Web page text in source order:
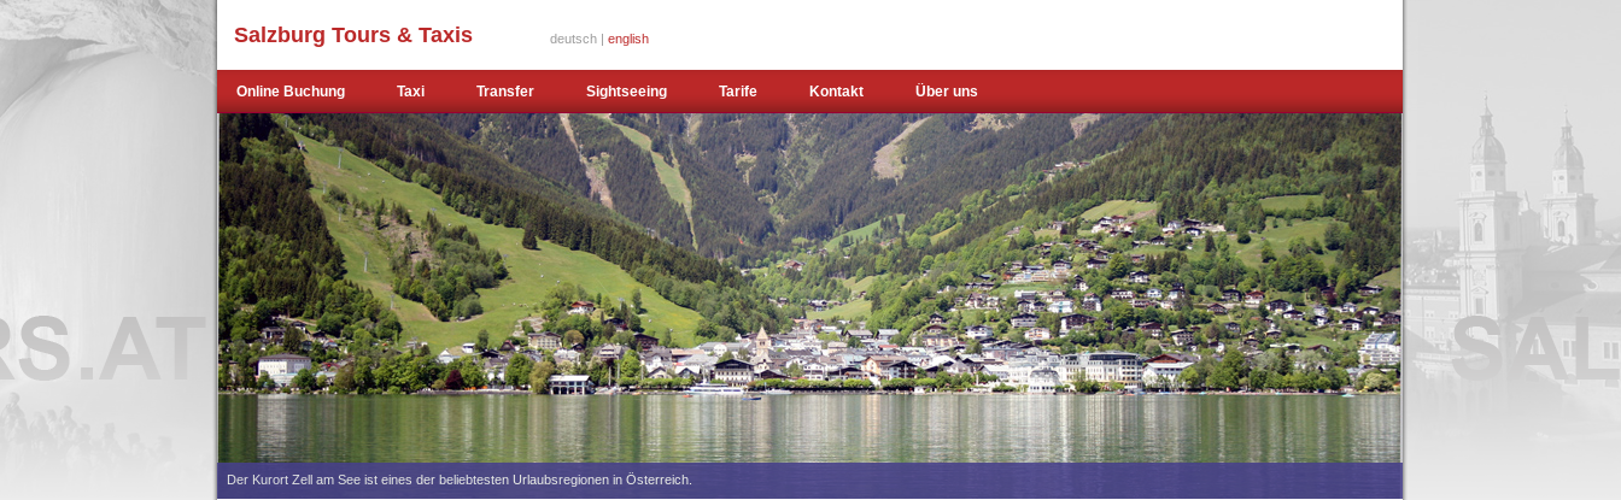
Salzburg Tours & Taxis deutsch | english
Online Buchung Taxi Transfer Sightseeing Tarife Kontakt Über uns
Der Kurort Zell am See ist eines der beliebtesten Urlaubsregionen in Österreich.